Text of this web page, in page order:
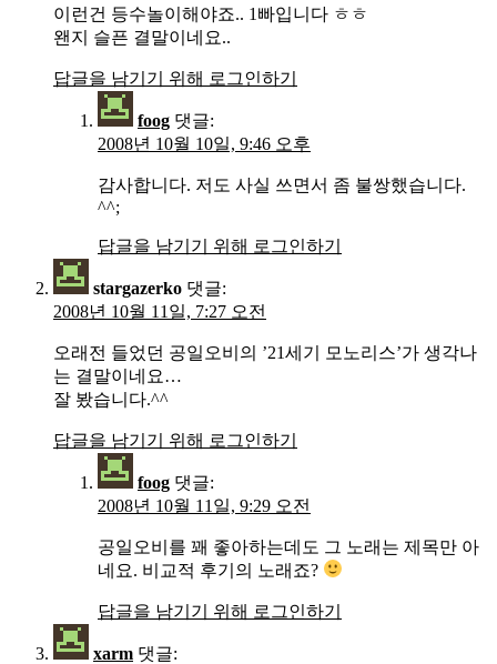
이런건 등수놀이해야죠.. 1빠입니다 ㅎㅎ
왠지 슬픈 결말이네요..
답글을 남기기 위해 로그인하기
foog 댓글:
2008년 10월 10일, 9:46 오후
감사합니다. 저도 사실 쓰면서 좀 불쌍했습니다.
^^;
답글을 남기기 위해 로그인하기
stargazerko 댓글:
2008년 10월 11일, 7:27 오전
오래전 들었던 공일오비의 ’21세기 모노리스’가 생각나
는 결말이네요…
잘 봤습니다.^^
답글을 남기기 위해 로그인하기
foog 댓글:
2008년 10월 11일, 9:29 오전
공일오비를 꽤 좋아하는데도 그 노래는 제목만 아
네요. 비교적 후기의 노래죠?
답글을 남기기 위해 로그인하기
xarm 댓글: